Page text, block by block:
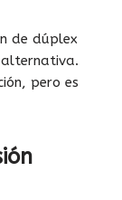
de dúplex
pero es